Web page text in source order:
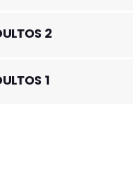
1
2